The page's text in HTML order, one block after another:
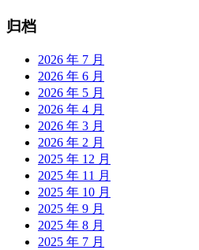
归档
2026 年 7 月
2026 年 6 月
2026 年 5 月
2026 年 4 月
2026 年 3 月
2026 年 2 月
2025 年 12 月
2025 年 11 月
2025 年 10 月
2025 年 9 月
2025 年 8 月
2025 年 7 月